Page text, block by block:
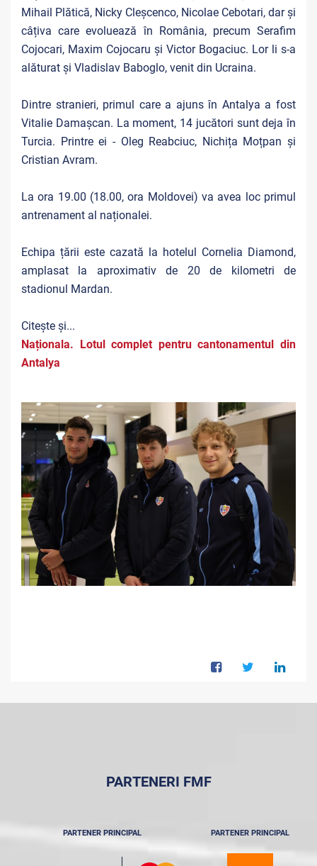
Mihail Plătică, Nicky Cleșcenco, Nicolae Cebotari, dar și
câțiva care evoluează în România, precum Serafim
Cojocari, Maxim Cojocaru și Victor Bogaciuc. Lor li s-a
alăturat și Vladislav Baboglo, venit din Ucraina.
Dintre stranieri, primul care a ajuns în Antalya a fost
Vitalie Damașcan. La moment, 14 jucători sunt deja în
Turcia. Printre ei - Oleg Reabciuc, Nichița Moțpan și
Cristian Avram.
La ora 19.00 (18.00, ora Moldovei) va avea loc primul
antrenament al naționalei.
Echipa țării este cazată la hotelul Cornelia Diamond,
amplasat la aproximativ de 20 de kilometri de
stadionul Mardan.
Citește și...
Naționala. Lotul complet pentru cantonamentul din
Antalya
PARTENERI FMF
PARTENER PRINCIPAL PARTENER PRINCIPAL